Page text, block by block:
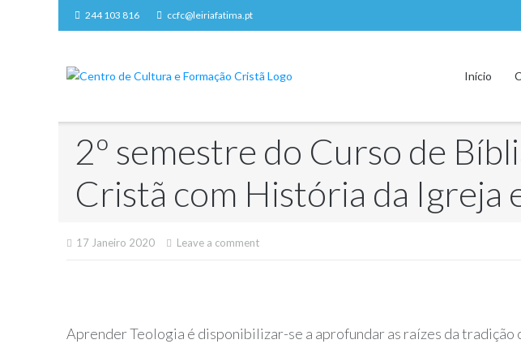
Skip
to
244 103 816 ccfc@leiriafatima.pt
Início
2º semestre do Curso de
Cristã com História da Igreja
17 Janeiro 2020 Leave a comment
Aprender Teologia é disponibilizar-se a aprofundar as raízes da tradição